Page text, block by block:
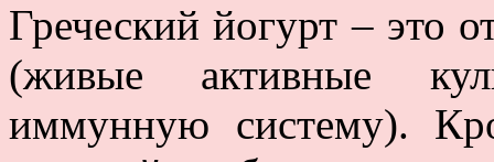
Греческий йогурт – это
(живые активные
иммунную систему).